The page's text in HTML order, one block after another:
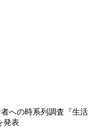
への時系列調査『生活
発表